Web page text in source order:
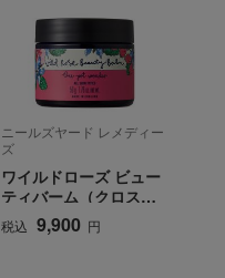
ニールズヤード レメディー
ズ
ワイルドローズ ビュー
ティバーム（クロスな
し・個装箱なし）
税込 9,900 円